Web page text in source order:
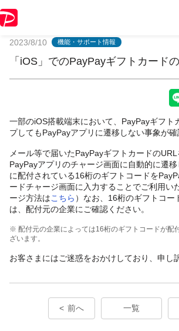
2023/8/10 機能・サポート情報
「iOS」でのPayPayギフトカード
一部のiOS搭載端末において、PayPayギフト
プしてもPayPayアプリに遷移しない事象が確
メール等で届いたPayPayギフトカードのURL
PayPayアプリのチャージ画面に自動的に遷
に配付されている16桁のギフトコードを
ードチャージ画面に入力することでご利用い
ージ方法はこちら ）なお、16桁のギフトコー
は、配付元の企業にご確認ください。
※ 配付元の企業によっては16桁のギフトコードが配
ざいます。
お客さまにはご迷惑をおかけしており、申し
前へ 一覧